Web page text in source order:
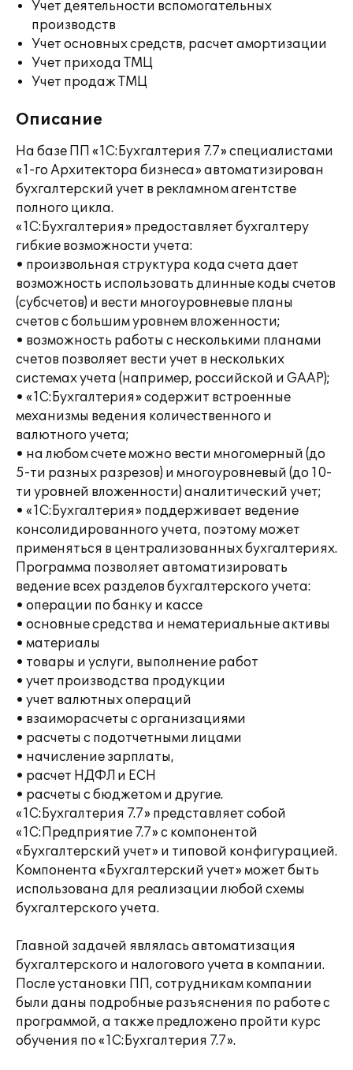
Учет деятельности вспомогательных
производств
Учет основных средств, расчет амортизации
Учет прихода ТМЦ
Учет продаж ТМЦ
Описание
На базе ПП «1С:Бухгалтерия 7.7» специалистами
«1-го Архитектора бизнеса» автоматизирован
бухгалтерский учет в рекламном агентстве
полного цикла.
«1С:Бухгалтерия» предоставляет бухгалтеру
гибкие возможности учета:
• произвольная структура кода счета дает
возможность использовать длинные коды счетов
(субсчетов) и вести многоуровневые планы
счетов с большим уровнем вложенности;
• возможность работы с несколькими планами
счетов позволяет вести учет в нескольких
системах учета (например, российской и GAAP);
• «1С:Бухгалтерия» содержит встроенные
механизмы ведения количественного и
валютного учета;
• на любом счете можно вести многомерный (до
5-ти разных разрезов) и многоуровневый (до 10-
ти уровней вложенности) аналитический учет;
• «1С:Бухгалтерия» поддерживает ведение
консолидированного учета, поэтому может
применяться в централизованных бухгалтериях.
Программа позволяет автоматизировать
ведение всех разделов бухгалтерского учета:
• операции по банку и кассе
• основные средства и нематериальные активы
• материалы
• товары и услуги, выполнение работ
• учет производства продукции
• учет валютных операций
• взаиморасчеты с организациями
• расчеты с подотчетными лицами
• начисление зарплаты,
• расчет НДФЛ и ЕСН
• расчеты с бюджетом и другие.
«1С:Бухгалтерия 7.7» представляет собой
«1С:Предприятие 7.7» с компонентой
«Бухгалтерский учет» и типовой конфигурацией.
Компонента «Бухгалтерский учет» может быть
использована для реализации любой схемы
бухгалтерского учета.
Главной задачей являлась автоматизация
бухгалтерского и налогового учета в компании.
После установки ПП, сотрудникам компании
были даны подробные разъяснения по работе с
программой, а также предложено пройти курс
обучения по «1С:Бухгалтерия 7.7».